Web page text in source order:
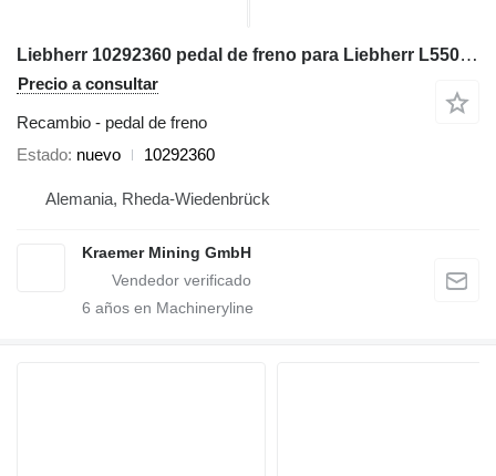
Liebherr 10292360 pedal de freno para Liebherr L550, L556, L566, L576, L580, L584, L586 cargadora de ruedas
Precio a consultar
Recambio - pedal de freno
Estado nuevo 10292360
Alemania, Rheda-Wiedenbrück
Kraemer Mining GmbH
6 años en Machineryline